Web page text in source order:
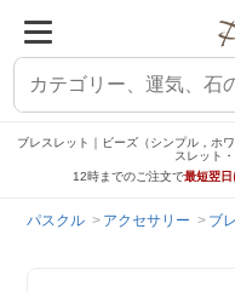
ブレスレット｜ビーズ（シンプル，ホ
スレット
12時までのご注文で最短翌
パスクル アクセサリー ブ